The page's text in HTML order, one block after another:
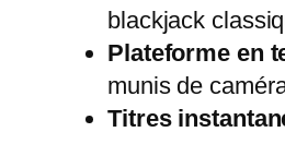
blackjack
Plateforme en
munis de
Titres